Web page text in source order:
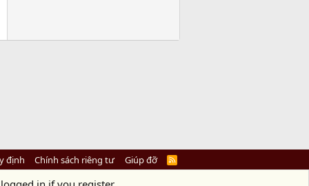
định Chính sách riêng tư Giúp đỡ
R
S